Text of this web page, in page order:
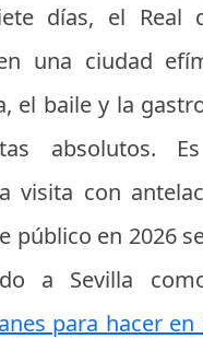
días, el Real
una ciudad
el baile y la
absolutos.
visita con
público en 2026
a Sevilla
para hacer en